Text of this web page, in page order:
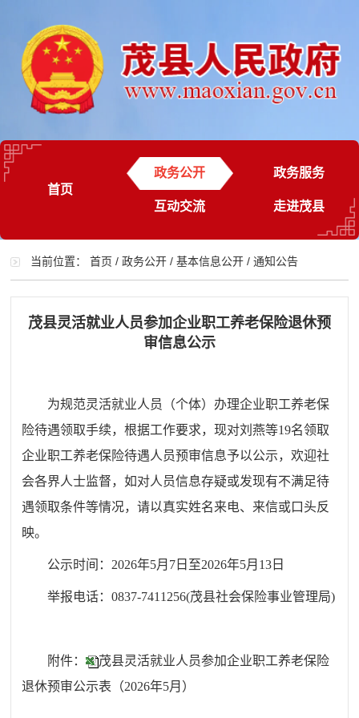
首页
政务公开 政务服务
互动交流 走进茂县
当前位置：首页 /政务公开 /基本信息公开 /通知公告
茂县灵活就业人员参加企业职工养老保险退休预
审信息公示
为规范灵活就业人员（个体）办理企业职工养老保
险待遇领取手续，根据工作要求，现对刘燕等19名领取
企业职工养老保险待遇人员预审信息予以公示，欢迎社
会各界人士监督，如对人员信息存疑或发现有不满足待
遇领取条件等情况，请以真实姓名来电、来信或口头反
映。
公示时间：2026年5月 7 日至2026年5月 13 日
举报电话：0837-7411256(茂县社会保险事业管理局)
附件：
茂县灵活就业人员参加企业职工养老保险
退休预审公示表（2026年5月）